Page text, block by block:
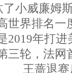
小威廉姆
世界排名一
2019年打进
三轮，法网
, 王蔷退赛